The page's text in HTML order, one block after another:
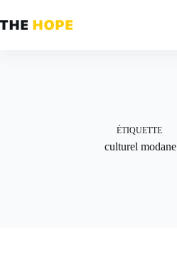
au
contenu
ÉTIQUETTE
culturel modane